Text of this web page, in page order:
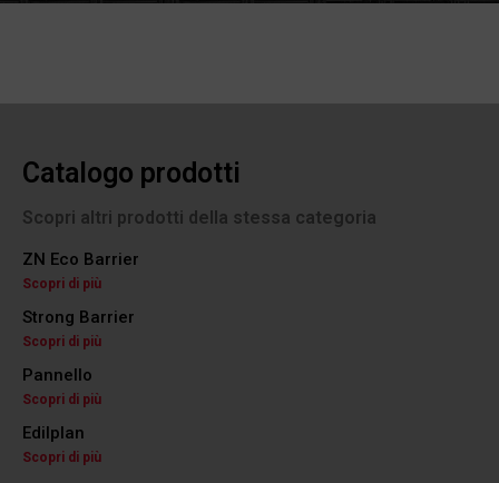
Catalogo prodotti
Scopri altri prodotti della stessa categoria
ZN Eco Barrier
Scopri di più
Strong Barrier
Scopri di più
Pannello
Scopri di più
Edilplan
Scopri di più